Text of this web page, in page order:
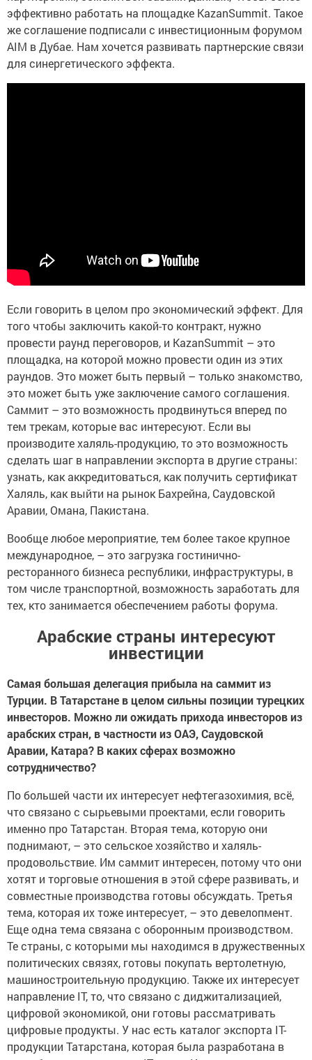
эффективно работать на площадке KazanSummit. Такое
же соглашение подписали с инвестиционным форумом
AIM в Дубае. Нам хочется развивать партнерские связи
для синергетического эффекта.
Если говорить в целом про экономический эффект. Для
того чтобы заключить какой-то контракт, нужно
провести раунд переговоров, и KazanSummit – это
площадка, на которой можно провести один из этих
раундов. Это может быть первый – только знакомство,
это может быть уже заключение самого соглашения.
Саммит – это возможность продвинуться вперед по
тем трекам, которые вас интересуют. Если вы
производите халяль-продукцию, то это возможность
сделать шаг в направлении экспорта в другие страны:
узнать, как аккредитоваться, как получить сертификат
Халяль, как выйти на рынок Бахрейна, Саудовской
Аравии, Омана, Пакистана.
Вообще любое мероприятие, тем более такое крупное
международное, – это загрузка гостинично-
ресторанного бизнеса республики, инфраструктуры, в
том числе транспортной, возможность заработать для
тех, кто занимается обеспечением работы форума.
Арабские страны интересуют
инвестиции
Самая большая делегация прибыла на саммит из
Турции. В Татарстане в целом сильны позиции турецких
инвесторов. Можно ли ожидать прихода инвесторов из
арабских стран, в частности из ОАЭ, Саудовской
Аравии, Катара? В каких сферах возможно
сотрудничество?
По большей части их интересует нефтегазохимия, всё,
что связано с сырьевыми проектами, если говорить
именно про Татарстан. Вторая тема, которую они
поднимают, – это сельское хозяйство и халяль-
продовольствие. Им саммит интересен, потому что они
хотят и торговые отношения в этой сфере развивать, и
совместные производства готовы обсуждать. Третья
тема, которая их тоже интересует, – это девелопмент.
Еще одна тема связана с оборонным производством.
Те страны, с которыми мы находимся в дружественных
политических связях, готовы покупать вертолетную,
машиностроительную продукцию. Также их интересует
направление IT, то, что связано с диджитализацией,
цифровой экономикой, они готовы рассматривать
цифровые продукты. У нас есть каталог экспорта IT-
продукции Татарстана, которая была разработана в